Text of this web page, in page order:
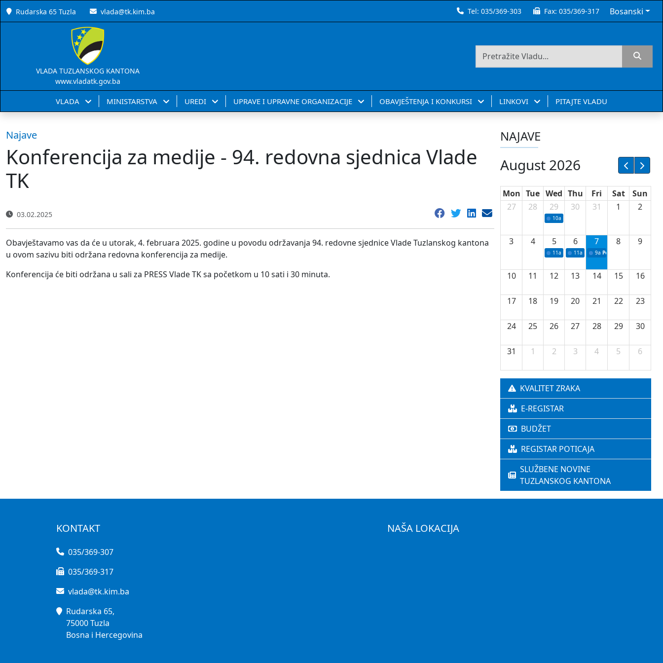
Rudarska 65 Tuzla vlada@tk.kim.ba Tel:035/369-303 Fax:035/369-317 Bosanski
VLADA TUZLANSKOG KANTONA
www.vladatk.gov.ba
VLADA MINISTARSTVA UREDI UPRAVE I UPRAVNE ORGANIZACIJE OBAVJEŠTENJA I KONKURSI LINKOVI PITAJTE VLADU
Najave
Konferencija za medije - 94. redovna sjednica Vlade
TK
03.02.2025
Obavještavamo vas da će u utorak, 4. februara 2025. godine u povodu održavanja 94. redovne sjednice Vlade Tuzlanskog kantona
u ovom sazivu biti održana redovna konferencija za medije.
Konferencija će biti održana u sali za PRESS Vlade TK sa početkom u 10 sati i 30 minuta.
NAJAVE
August 2026
Mon Tue Wed Thu Fri Sat
Sun
27
28 29
10a Potpisivanje ugovora sa neprofitnim
30 31 1 2
3 4 5
11a Potpisivanje ugovora o stipendijama
6
11a Podrška razvoju vodne
7
9a Početak izgradnje nove
8 9
10 11 12 13 14 15 16
17 18 19 20 21 22 23
24 25 26 27 28 29 30
31 1 2 3 4 5 6
KVALITET ZRAKA
E-REGISTAR
BUDŽET
REGISTAR POTICAJA
SLUŽBENE NOVINE
TUZLANSKOG KANTONA
KONTAKT
035/369-307
035/369-317
vlada@tk.kim.ba
Rudarska 65,
75000 Tuzla
Bosna i Hercegovina
NAŠA LOKACIJA